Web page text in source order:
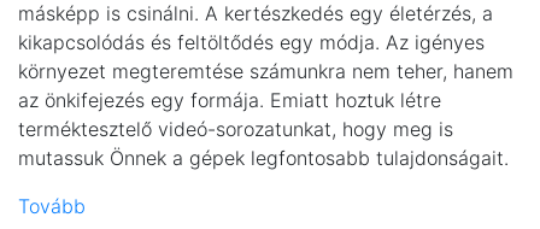
másképp is csinálni. A kertészkedés egy életérzés, a
kikapcsolódás és feltöltődés egy módja. Az igényes
környezet megteremtése számunkra nem teher, hanem
az önkifejezés egy formája. Emiatt hoztuk létre
terméktesztelő videó-sorozatunkat, hogy meg is
mutassuk Önnek a gépek legfontosabb tulajdonságait.
Tovább